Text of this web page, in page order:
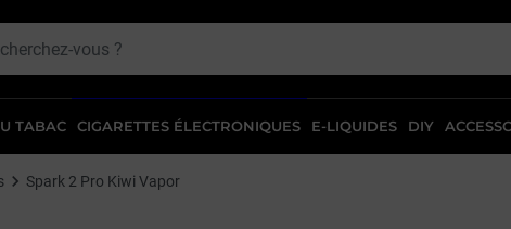
TABAC CIGARETTES ÉLECTRONIQUES E-LIQUIDES DIY
Spark 2 Pro Kiwi Vapor